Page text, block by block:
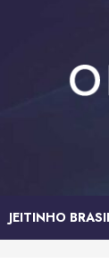
JEITINHO